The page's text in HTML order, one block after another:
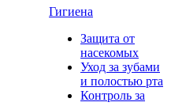
Гигиена
Защита от
насекомых
Уход за зубами
и полостью рта
Контроль за